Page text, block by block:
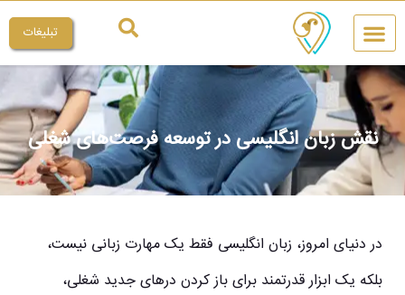
تبلیغات
نقش زبان انگلیسی در توسعه فرصت‌های شغلی
در دنیای امروز، زبان انگلیسی فقط یک مهارت زبانی نیست،
بلکه یک ابزار قدرتمند برای باز کردن درهای جدید شغلی،